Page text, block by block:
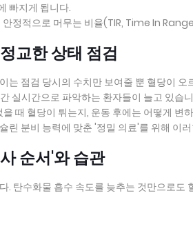
빠지게 됩니다.
정적으로 머무는 비율(TIR, Time In
교한 상태 점검
는 점검 당시의 수치만 보여줄 뿐 혈당이
실시간으로 파악하는 환자들이 늘고 있습
때 혈당이 튀는지, 운동 후에는 어떻게 변
린 분비 능력에 맞춘 '정밀 의료'를 위해 이
순서'와 습관
탄수화물 흡수 속도를 늦추는 것만으로도